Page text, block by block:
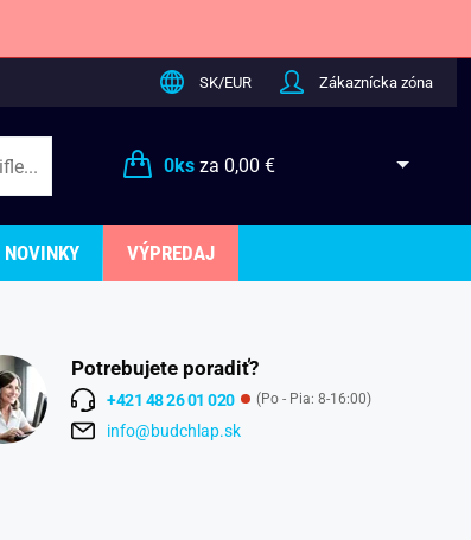
SK/EUR Zákaznícka zóna
0ksza 0,00 €
NOVINKY VÝPREDAJ
Potrebujete poradiť?
+421 48 26 01 020 (Po - Pia: 8-16:00)
info@budchlap.sk